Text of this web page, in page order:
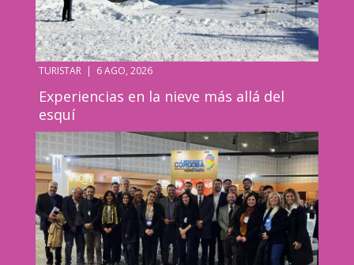
TURISTAR | 6 AGO, 2026
Experiencias en la nieve más allá del
esquí